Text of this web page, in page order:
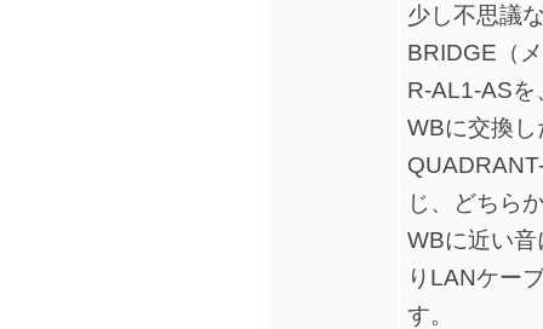
少し不思議
BRIDGE（
R-AL1-ASを
WBに交換
じ、どちら
WBに近い
りLANケー
す。